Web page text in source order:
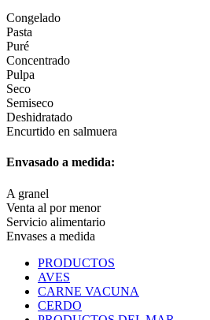
Congelado
Pasta
Puré
Concentrado
Pulpa
Seco
Semiseco
Deshidratado
Encurtido en salmuera
Envasado a medida:
A granel
Venta al por menor
Servicio alimentario
Envases a medida
PRODUCTOS
AVES
CARNE VACUNA
CERDO